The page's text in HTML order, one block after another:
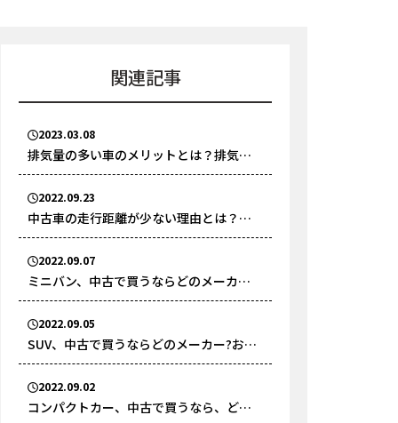
関連記事
2023.03.08
排気量の多い車のメリットとは？排気量
が多い国産車ランキングTOP3
2022.09.23
中古車の走行距離が少ない理由とは？最
低限注意すべきポイント
2022.09.07
ミニバン、中古で買うならどのメーカ
ー？おすすめのメーカーを解説
2022.09.05
SUV、中古で買うならどのメーカー?おす
すめのメーカーを解説
2022.09.02
コンパクトカー、中古で買うなら、どの